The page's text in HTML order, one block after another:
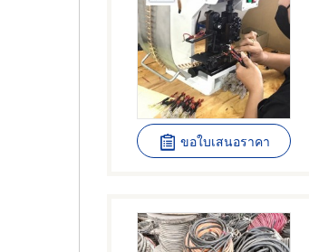
ขอใบเสนอราคา